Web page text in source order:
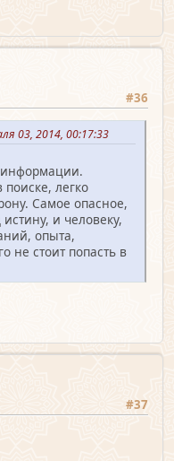
#36
03, 2014, 00:17:33
информации.
поиске, легко
Самое опасное,
и человеку,
опыта,
не стоит попасть в
#37